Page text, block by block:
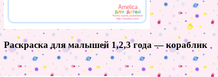
Раскраска для малышей 1,2,3 года — кораблик